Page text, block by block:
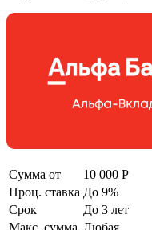
Сумма от
10 000 Р
Проц. ставка До 9%
Срок
До 3 лет
Макс. сумма Любая